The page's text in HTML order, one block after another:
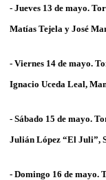
- Jueves 13 de mayo.
Matías Tejela y José
- Viernes 14 de mayo.
Ignacio Uceda Leal,
- Sábado 15 de mayo.
Julián López “El Juli”,
- Domingo 16 de mayo.